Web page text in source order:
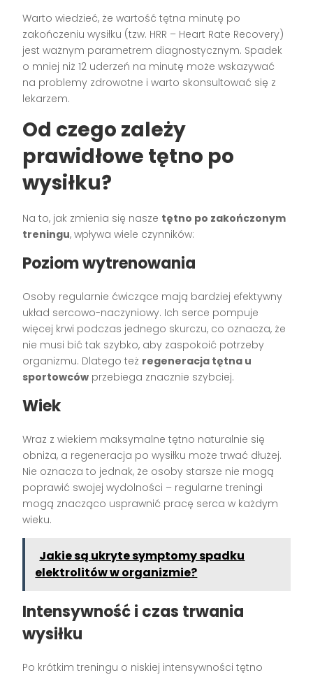
Warto wiedzieć, że wartość tętna minutę po
zakończeniu wysiłku (tzw. HRR – Heart Rate Recovery)
jest ważnym parametrem diagnostycznym. Spadek
o mniej niż 12 uderzeń na minutę może wskazywać
na problemy zdrowotne i warto skonsultować się z
lekarzem.
Od czego zależy
prawidłowe tętno po
wysiłku?
Na to, jak zmienia się nasze tętno po zakończonym
treningu, wpływa wiele czynników:
Poziom wytrenowania
Osoby regularnie ćwiczące mają bardziej efektywny
układ sercowo-naczyniowy. Ich serce pompuje
więcej krwi podczas jednego skurczu, co oznacza, że
nie musi bić tak szybko, aby zaspokoić potrzeby
organizmu. Dlatego też regeneracja tętna u
sportowców przebiega znacznie szybciej.
Wiek
Wraz z wiekiem maksymalne tętno naturalnie się
obniża, a regeneracja po wysiłku może trwać dłużej.
Nie oznacza to jednak, że osoby starsze nie mogą
poprawić swojej wydolności – regularne treningi
mogą znacząco usprawnić pracę serca w każdym
wieku.
Jakie są ukryte symptomy spadku
elektrolitów w organizmie?
Intensywność i czas trwania
wysiłku
Po krótkim treningu o niskiej intensywności tętno